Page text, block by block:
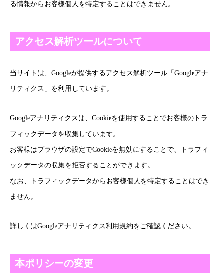
る情報からお客様個人を特定することはできません。
アクセス解析ツールについて
当サイトは、Googleが提供するアクセス解析ツール「Googleアナ
リティクス」を利用しています。
Googleアナリティクスは、Cookieを使用することでお客様のトラ
フィックデータを収集しています。
お客様はブラウザの設定でCookieを無効にすることで、トラフィ
ックデータの収集を拒否することができます。
なお、トラフィックデータからお客様個人を特定することはでき
ません。
詳しくはGoogleアナリティクス利用規約をご確認ください。
本ポリシーの変更